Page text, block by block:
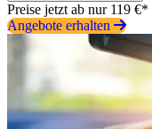
Preise jetzt ab nur 119 €*
Angebote erhalten